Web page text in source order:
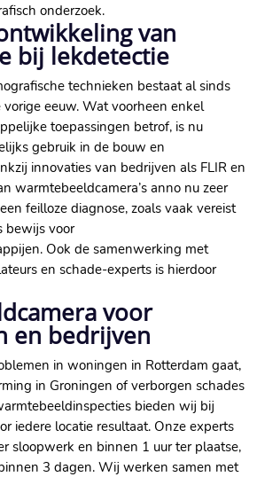
onderzoek.​
van
bij lekdetectie
technieken bestaat al sinds
eeuw.​ Wat voorheen enkel
toepassingen betrof, is nu
gebruik in de bouw en
innovaties van bedrijven als FLIR en
warmtebeeldcamera’s anno nu zeer
feilloze diagnose, zoals vaak vereist
bewijs voor
Ook de samenwerking met
en schade-experts is hierdoor
voor
en bedrijven
in woningen in Rotterdam gaat,
in Groningen of verborgen schades
bieden wij bij
iedere locatie resultaat.​ Onze experts
sloopwerk en binnen 1 uur ter plaatse,
3 dagen.​ Wij werken samen met